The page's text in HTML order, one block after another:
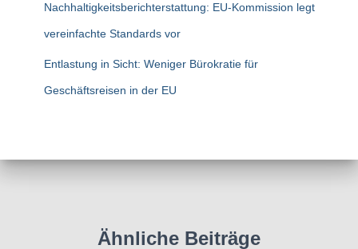
Nachhaltigkeitsberichterstattung: EU-Kommission legt
vereinfachte Standards vor
Entlastung in Sicht: Weniger Bürokratie für
Geschäftsreisen in der EU
Ähnliche Beiträge